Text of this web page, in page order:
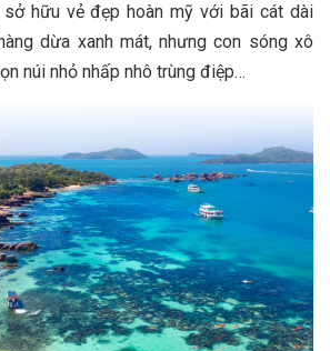
sở hữu vẻ đẹp hoàn mỹ với bãi cát dài
dừa xanh mát, nhưng con sóng xô
núi nhỏ nhấp nhô trùng điệp…